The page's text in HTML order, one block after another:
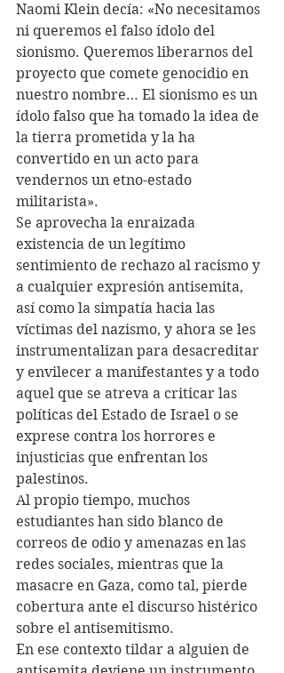
Naomi Klein decía: «No necesitamos
ni queremos el falso ídolo del
sionismo. Queremos liberarnos del
proyecto que comete genocidio en
nuestro nombre… El sionismo es un
ídolo falso que ha tomado la idea de
la tierra prometida y la ha
convertido en un acto para
vendernos un etno-estado
militarista».
Se aprovecha la enraizada
existencia de un legítimo
sentimiento de rechazo al racismo y
a cualquier expresión antisemita,
así como la simpatía hacia las
víctimas del nazismo, y ahora se les
instrumentalizan para desacreditar
y envilecer a manifestantes y a todo
aquel que se atreva a criticar las
políticas del Estado de Israel o se
exprese contra los horrores e
injusticias que enfrentan los
palestinos.
Al propio tiempo, muchos
estudiantes han sido blanco de
correos de odio y amenazas en las
redes sociales, mientras que la
masacre en Gaza, como tal, pierde
cobertura ante el discurso histérico
sobre el antisemitismo.
En ese contexto tildar a alguien de